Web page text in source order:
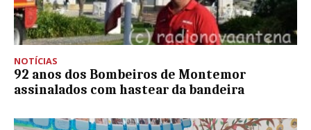
NOTÍCIAS
92 anos dos Bombeiros de Montemor
assinalados com hastear da bandeira